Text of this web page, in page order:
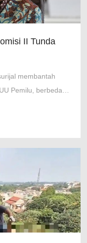
II Tunda
membantah
Pemilu, berbeda